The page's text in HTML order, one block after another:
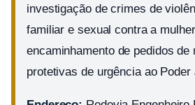
investigação de crimes de
familiar e sexual contra a
encaminhamento de pedidos de
protetivas de urgência ao Poder